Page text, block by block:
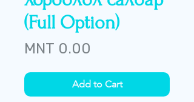
(Full Option)
MNT 0.00
Add to Cart